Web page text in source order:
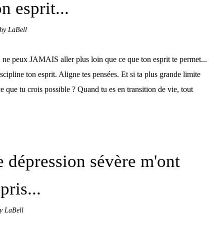
esprit...
LaBell
ne peux JAMAIS aller plus loin que ce que ton esprit te permet...
ton esprit. Aligne tes pensées. Et si ta plus grande limite
que tu crois possible ? Quand tu es en transition de vie, tout
dépression sévère m'ont
LaBell